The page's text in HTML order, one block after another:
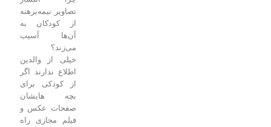
تصاویر نیمه‌برهنه
از کودکان به
آن‌ها آسیب
خیلی از والدین
اطلاع ندارند اگر
از کودکی برای
بچه هایشان
صفحات عکس و
فیلم مجازی راه